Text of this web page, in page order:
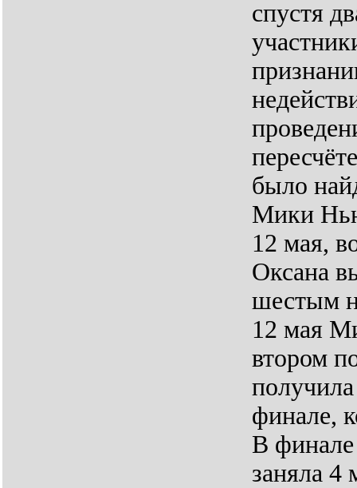
спустя
было
Мики
12 мая,
Оксана
шестым
12 мая
втором
получила
финале,
В
заняла 4